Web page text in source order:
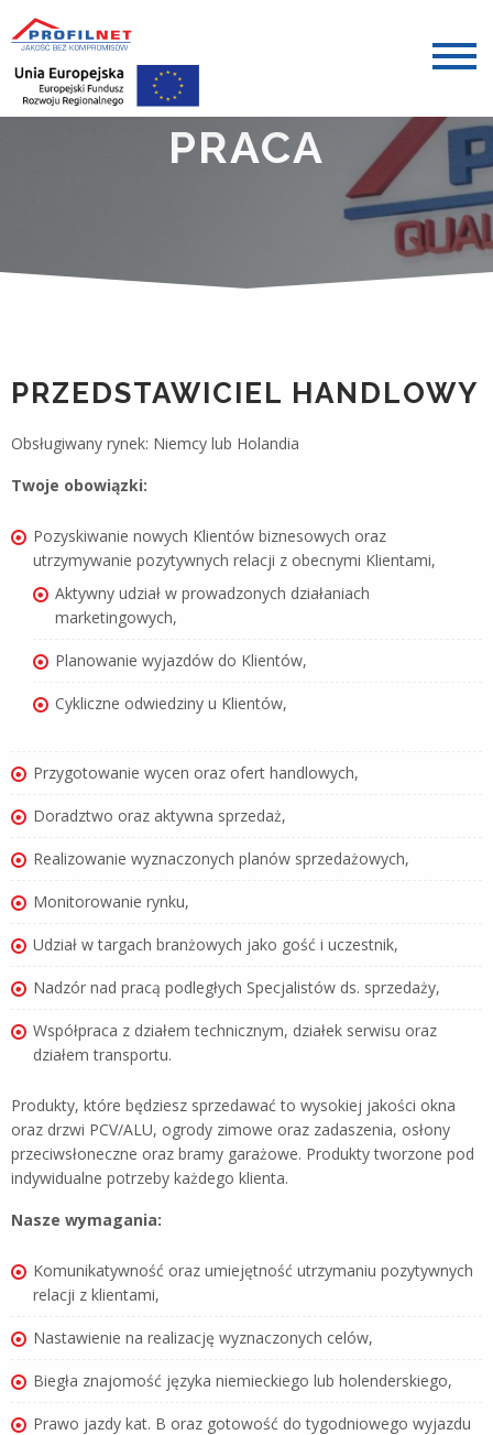
PRACA
PRZEDSTAWICIEL HANDLOWY
Obsługiwany rynek: Niemcy lub Holandia
Twoje obowiązki:
Pozyskiwanie nowych Klientów biznesowych oraz
utrzymywanie pozytywnych relacji z obecnymi Klientami,
Aktywny udział w prowadzonych działaniach
marketingowych,
Planowanie wyjazdów do Klientów,
Cykliczne odwiedziny u Klientów,
Przygotowanie wycen oraz ofert handlowych,
Doradztwo oraz aktywna sprzedaż,
Realizowanie wyznaczonych planów sprzedażowych,
Monitorowanie rynku,
Udział w targach branżowych jako gość i uczestnik,
Nadzór nad pracą podległych Specjalistów ds. sprzedaży,
Współpraca z działem technicznym, działek serwisu oraz
działem transportu.
Produkty, które będziesz sprzedawać to wysokiej jakości okna
oraz drzwi PCV/ALU, ogrody zimowe oraz zadaszenia, osłony
przeciwsłoneczne oraz bramy garażowe. Produkty tworzone pod
indywidualne potrzeby każdego klienta.
Nasze wymagania:
Komunikatywność oraz umiejętność utrzymaniu pozytywnych
relacji z klientami,
Nastawienie na realizację wyznaczonych celów,
Biegła znajomość języka niemieckiego lub holenderskiego,
Prawo jazdy kat. B oraz gotowość do tygodniowego wyjazdu